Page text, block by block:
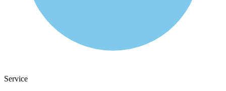
Service